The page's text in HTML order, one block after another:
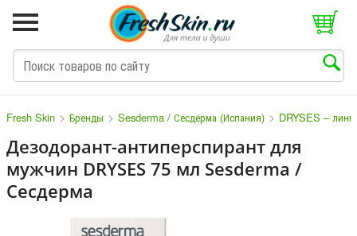
Fresh Skin > Бренды > Sesderma / Сесдерма (Испания) > DRYSES –
Дезодорант-антиперспирант для
мужчин DRYSES 75 мл Sesderma /
Сесдерма
M N O